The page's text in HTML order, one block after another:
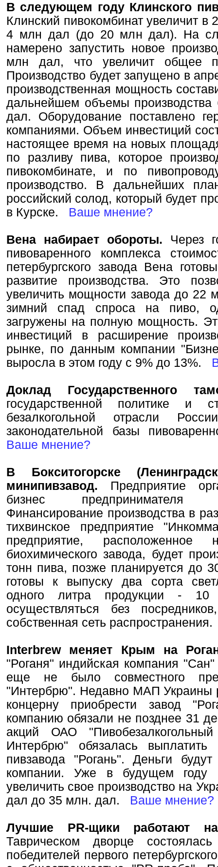
В следующем году Клинского
Клинский пивокомбинат увеличит в
4 млн дал (до 20 млн дал). На
намерено запустить новое
млн дал, что увеличит общее
Производство будет запущено в
производственная мощность
дальнейшем объемы
дал. Оборудование поставлено
компаниями. Объем инвестиций
настоящее время на новых
по разливу пива, которое
пивокомбинате, и по
производство. В дальнейших
российский солод, который будет
в Курске. Ваше мнение?
Вена набирает обороты. Через
пивоваренного комплекса
петербургского завода Вена
развитие производства. Это
увеличить мощности завода до 22
зимний спад спроса на пиво,
загружены на полную мощность.
инвестиций в расширение
рынке, по данным компании
выросла в этом году с 9% до 13%.
Доклад Государственного
государственной политике и
безалкогольной отрасли
законодательной базы
Ваше мнение?
В Бокситогорске
минипивзавод. Предприятие
бизнес предпринимателя
Финансирование производства в
тихвинское предприятие
предприятие,
биохимического завода, будет
тонн пива, позже планируется до
готовы к выпуску два сорта
одного литра продукции - 10
осуществляться без
собственная сеть
Interbrew меняет Крым на
"Роганя" индийская компания
еще не было совместного
"Интербрю". Недавно МАП Украины
концерну приобрести завод
компанию обязали не позднее 31
акций ОАО
Интербрю" обязалась
пивзавода "Рогань". Деньги
компании. Уже в будущем году
увеличить свое производство на
дал до 35 млн. дал. Ваше мнение?
Лучшие PR-щики работают
Таврическом дворце
победителей первого